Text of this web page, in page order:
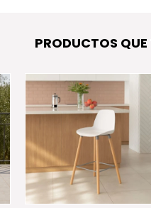
PRODUCTOS QUE